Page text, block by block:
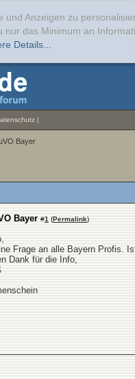
und Anzeigen zu
nur das Minimum an
Details...
|
Bayer
Bayer #1 (Permalink)
Frage an alle Bayern Profis.
Dank für die Info,